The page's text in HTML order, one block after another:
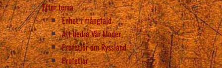
Efter tema
Enhet i mångfald
Att hedra Vår Moder
Profetior om Ryssland
Profetior